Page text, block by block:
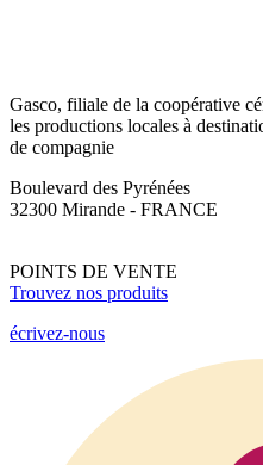
Gasco, filiale de la coopérative
les productions locales à
de compagnie
Boulevard des Pyrénées
32300 Mirande - FRANCE
POINTS DE VENTE
Trouvez nos produits
écrivez-nous